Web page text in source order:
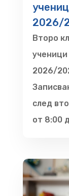
2026/
Второ
ученици
2026/
след
от 8:00